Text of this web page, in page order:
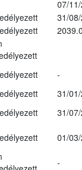
07/
31/
-
31/
31/
01/
-